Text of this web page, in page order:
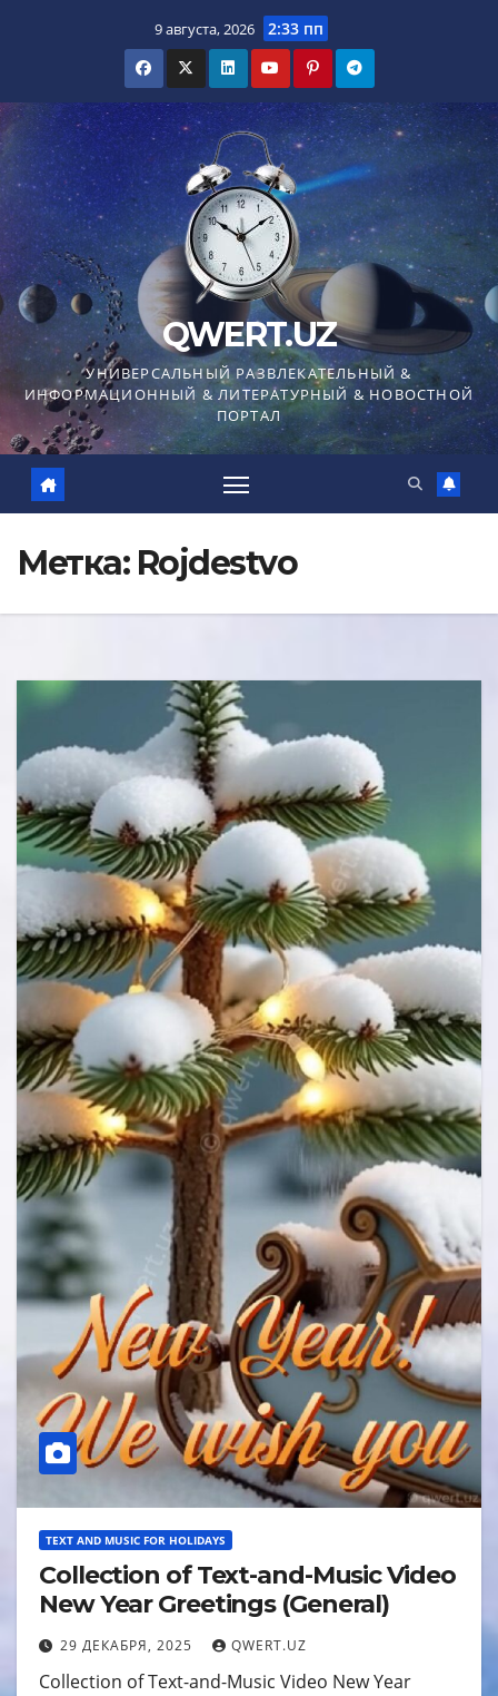
9 августа, 2026 2:33 пп
QWERT.UZ
УНИВЕРСАЛЬНЫЙ РАЗВЛЕКАТЕЛЬНЫЙ &
ИНФОРМАЦИОННЫЙ & ЛИТЕРАТУРНЫЙ & НОВОСТНОЙ
ПОРТАЛ
Метка: Rojdestvo
TEXT AND MUSIC FOR HOLIDAYS
Collection of Text-and-Music Video
New Year Greetings (General)
29 ДЕКАБРЯ, 2025 QWERT.UZ
Collection of Text-and-Music Video New Year